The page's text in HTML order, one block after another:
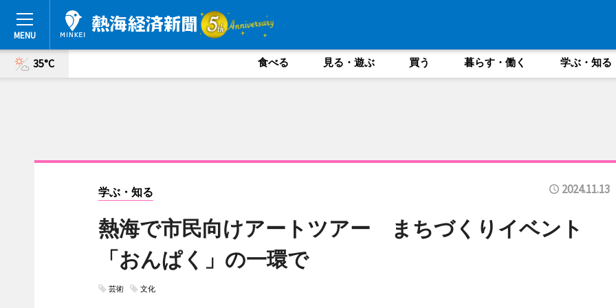
35°C 食べる 見る・遊ぶ 買う 暮らす・働く 学ぶ・知る
学ぶ・知る 2024.11.13
熱海で市民向けアートツアー まちづくりイベント
「おんぱく」の一環で
芸術 文化